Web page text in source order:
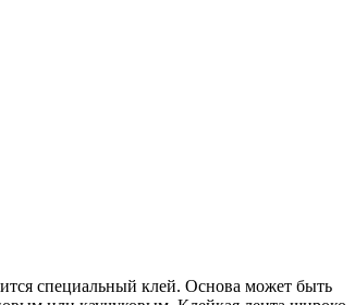
специальный клей. Основа может быть